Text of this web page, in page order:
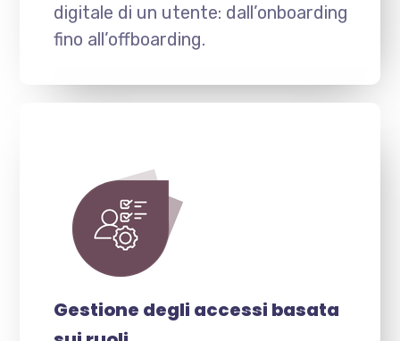
digitale di un utente: dall’onboarding
fino all’offboarding.
Gestione degli accessi basata